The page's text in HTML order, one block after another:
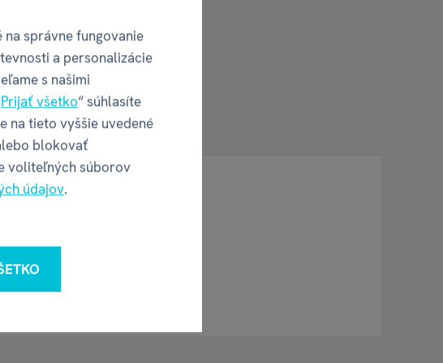
správne fungovanie
a personalizácie
s našimi
Prijať všetko“ súhlasíte
na tieto vyššie uvedené
blokovať
voliteľných súborov
údajov.